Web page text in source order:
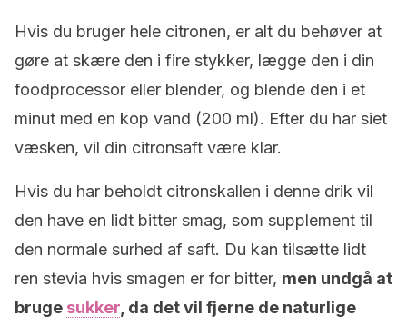
Hvis du bruger hele citronen, er alt du behøver at
gøre at skære den i fire stykker, lægge den i din
foodprocessor eller blender, og blende den i et
minut med en kop vand (200 ml). Efter du har siet
væsken, vil din citronsaft være klar.
Hvis du har beholdt citronskallen i denne drik vil
den have en lidt bitter smag, som supplement til
den normale surhed af saft. Du kan tilsætte lidt
ren stevia hvis smagen er for bitter, men undgå at
bruge sukker , da det vil fjerne de naturlige